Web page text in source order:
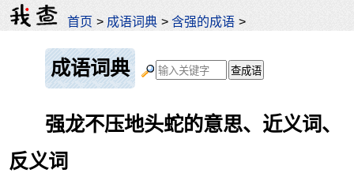
首页 > 成语词典 >含强的成语 >
成语词典
强龙不压地头蛇的意思、近义词、
反义词